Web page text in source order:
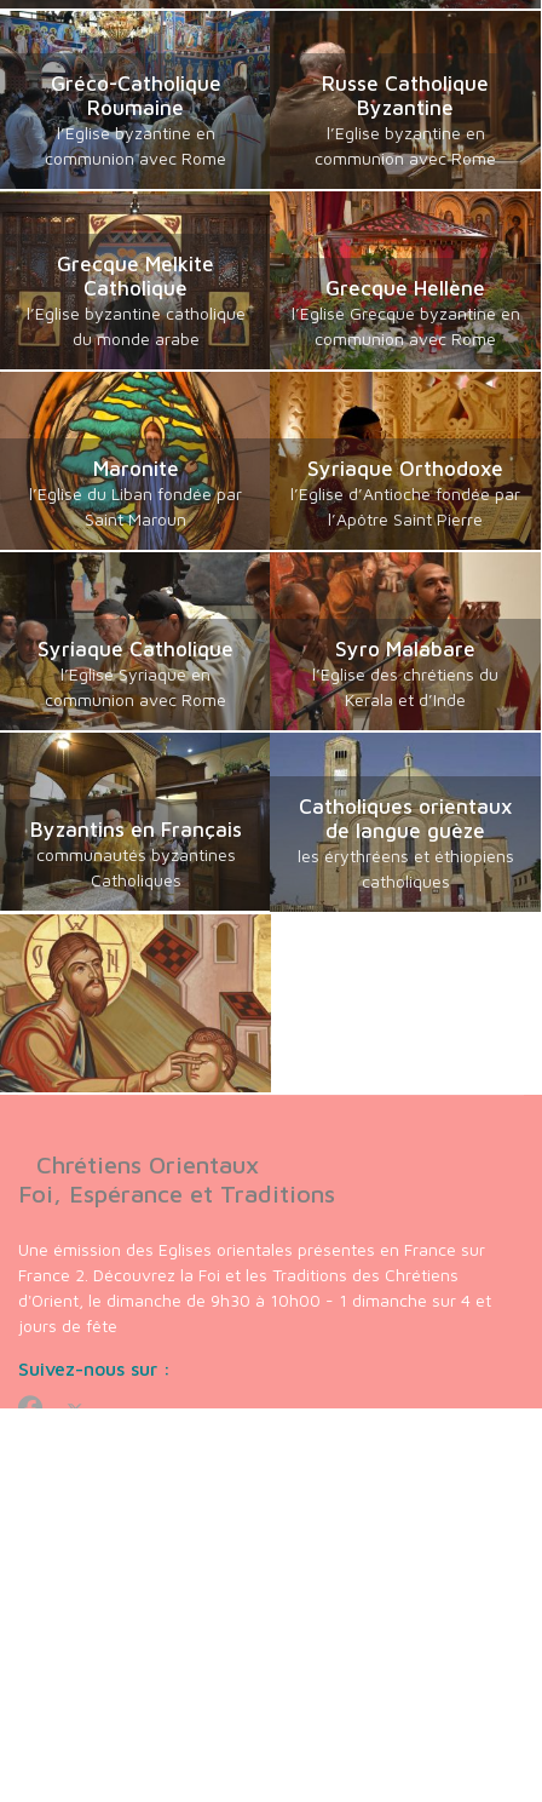
Gréco-Catholique
Roumaine
l’Eglise byzantine en
communion avec Rome
Russe Catholique
Byzantine
l’Eglise byzantine en
communion avec Rome
Grecque Melkite
Catholique
l’Eglise byzantine catholique
du monde arabe
Grecque Hellène
l’Eglise Grecque byzantine en
communion avec Rome
Maronite
l’Eglise du Liban fondée par
Saint Maroun
Syriaque Orthodoxe
l’Eglise d’Antioche fondée par
l’Apôtre Saint Pierre
Syriaque Catholique
l’Eglise Syriaque en
communion avec Rome
Syro Malabare
l’Eglise des chrétiens du
Kerala et d’Inde
Byzantins en Français
communautés byzantines
Catholiques
Catholiques orientaux
de langue guèze
les érythréens et éthiopiens
catholiques
Chrétiens Orientaux
Foi, Espérance et Traditions
Une émission des Eglises orientales présentes en France sur
France 2. Découvrez la Foi et les Traditions des Chrétiens
d'Orient, le dimanche de 9h30 à 10h00 - 1 dimanche sur 4 et
jours de fête
Suivez-nous sur :